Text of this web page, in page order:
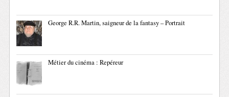
George R.R. Martin, saigneur de la fantasy – Portrait
Métier du cinéma : Repéreur